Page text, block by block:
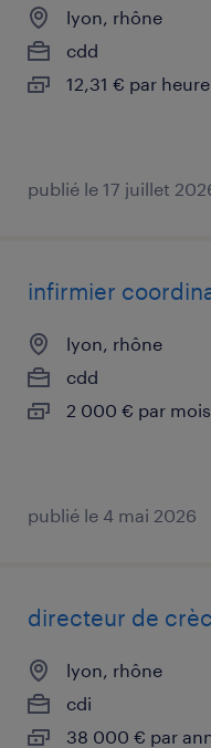
lyon, rhône
cdd
12,31 € par heure
publié le 17 juillet
infirmier
lyon, rhône
cdd
2 000 € par mois
publié le 4 mai 2026
directeur de
lyon, rhône
cdi
38 000 € par